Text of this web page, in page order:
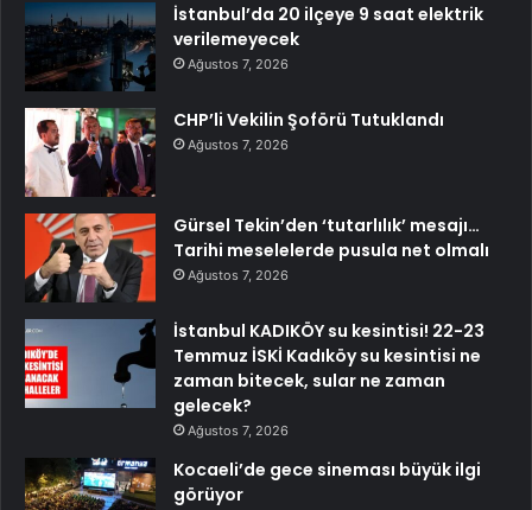
İstanbul’da 20 ilçeye 9 saat elektrik
verilemeyecek
Ağustos 7, 2026
CHP’li Vekilin Şoförü Tutuklandı
Ağustos 7, 2026
Gürsel Tekin’den ‘tutarlılık’ mesajı…
Tarihi meselelerde pusula net olmalı
Ağustos 7, 2026
İstanbul KADIKÖY su kesintisi! 22-23
Temmuz İSKİ Kadıköy su kesintisi ne
zaman bitecek, sular ne zaman
gelecek?
Ağustos 7, 2026
Kocaeli’de gece sineması büyük ilgi
görüyor